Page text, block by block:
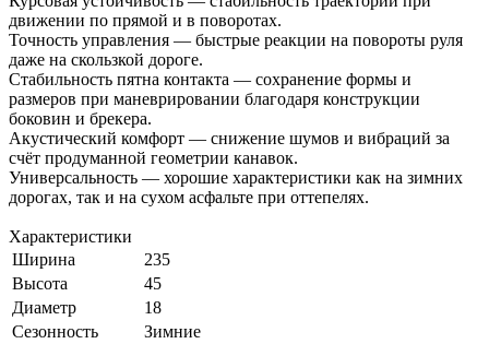
движении по прямой и в поворотах.
Точность управления — быстрые реакции на повороты руля
даже на скользкой дороге.
Стабильность пятна контакта — сохранение формы и
размеров при маневрировании благодаря конструкции
боковин и брекера.
Акустический комфорт — снижение шумов и вибраций за
счёт продуманной геометрии канавок.
Универсальность — хорошие характеристики как на зимних
дорогах, так и на сухом асфальте при оттепелях.
Характеристики
Ширина
235
Высота
45
Диаметр
18
Сезонность
Зимние